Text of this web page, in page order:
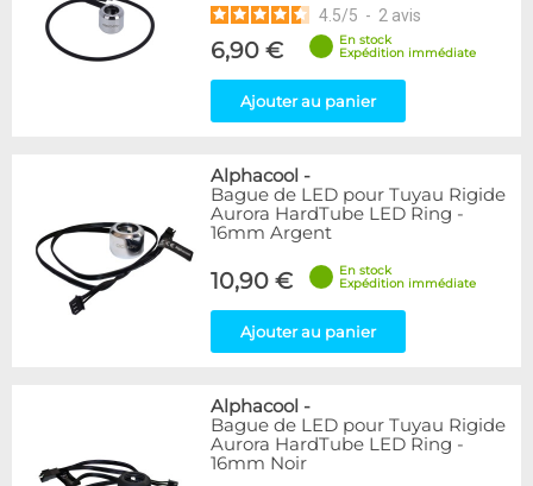
Couleur
11
1
67
Disponibilité / Promotions
Articles en stock
Articles en promotions
4.5/5 - 2 avis
6,90 €
En stock
Expédition immédiate
Ajouter au panier
Alphacool -
Bague de LED pour Tuyau Rigide
Aurora HardTube LED Ring -
16mm Argent
10,90 €
En stock
Expédition immédiate
Ajouter au panier
Alphacool -
Bague de LED pour Tuyau Rigide
Aurora HardTube LED Ring -
16mm Noir